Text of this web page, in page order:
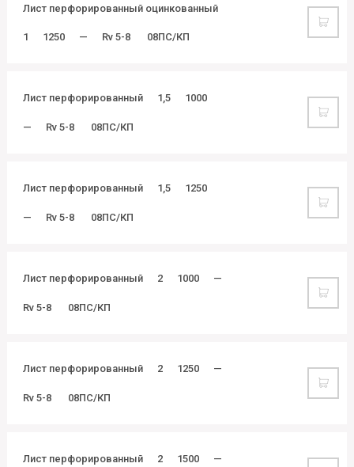
Лист перфорированный оцинкованный
1 1250 — Rv 5-8 08ПС/КП
Лист перфорированный 1,5 1000
— Rv 5-8 08ПС/КП
Лист перфорированный 1,5 1250
— Rv 5-8 08ПС/КП
Лист перфорированный 2 1000 —
Rv 5-8 08ПС/КП
Лист перфорированный 2 1250 —
Rv 5-8 08ПС/КП
Лист перфорированный 2 1500 —